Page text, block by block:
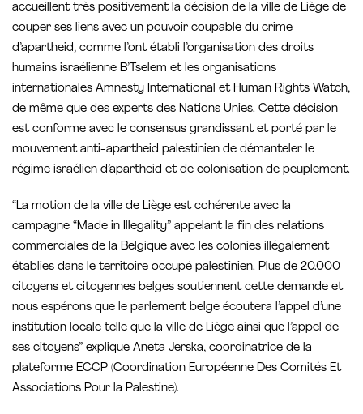
accueillent très positivement la décision de la ville de Liège de
couper ses liens avec un pouvoir coupable du crime
d’apartheid, comme l’ont établi l’organisation des droits
humains israélienne B’Tselem et les organisations
internationales Amnesty International et Human Rights Watch,
de même que des experts des Nations Unies. Cette décision
est conforme avec le consensus grandissant et porté par le
mouvement anti-apartheid palestinien de démanteler le
régime israélien d’apartheid et de colonisation de peuplement.
“La motion de la ville de Liège est cohérente avec la
campagne “Made in Illegality” appelant la fin des relations
commerciales de la Belgique avec les colonies illégalement
établies dans le territoire occupé palestinien. Plus de 20.000
citoyens et citoyennes belges soutiennent cette demande et
nous espérons que le parlement belge écoutera l’appel d’une
institution locale telle que la ville de Liège ainsi que l’appel de
ses citoyens” explique Aneta Jerska, coordinatrice de la
plateforme ECCP (Coordination Européenne Des Comités Et
Associations Pour la Palestine).